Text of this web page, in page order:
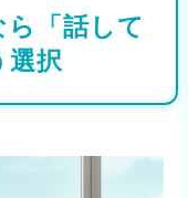
「話して
選択